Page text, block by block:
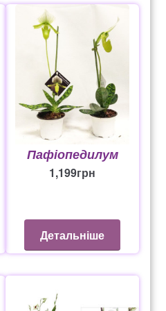
Пафіопедилум
1,199грн
Детальніше